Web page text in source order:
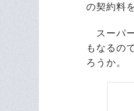
の契約料
スーパ
もなるの
ろうか。